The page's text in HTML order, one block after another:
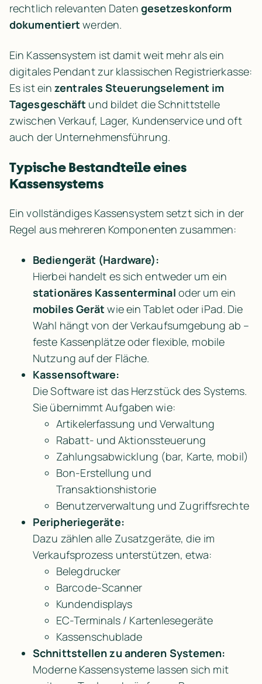
rechtlich relevanten Daten gesetzeskonform
dokumentiert werden.
Ein Kassensystem ist damit weit mehr als ein
digitales Pendant zur klassischen Registrierkasse:
Es ist ein zentrales Steuerungselement im
Tagesgeschäft und bildet die Schnittstelle
zwischen Verkauf, Lager, Kundenservice und oft
auch der Unternehmensführung.
Typische Bestandteile eines
Kassensystems
Ein vollständiges Kassensystem setzt sich in der
Regel aus mehreren Komponenten zusammen:
Bediengerät (Hardware):
stationäres Kassenterminal
mobiles Gerät wie ein Tablet oder iPad. Die
Wahl hängt von der Verkaufsumgebung ab –
feste Kassenplätze oder flexible, mobile
Nutzung auf der Fläche.
Kassensoftware:
Die Software ist das Herzstück des Systems.
Sie übernimmt Aufgaben wie:
Artikelerfassung und Verwaltung
Rabatt- und Aktionssteuerung
Zahlungsabwicklung (bar, Karte, mobil)
Bon-Erstellung und
Transaktionshistorie
Benutzerverwaltung und Zugriffsrechte
Peripheriegeräte:
Dazu zählen alle Zusatzgeräte, die im
Verkaufsprozess unterstützen, etwa:
Belegdrucker
Barcode-Scanner
Kundendisplays
EC-Terminals / Kartenlesegeräte
Kassenschublade
Schnittstellen zu anderen Systemen:
Moderne Kassensysteme lassen sich mit